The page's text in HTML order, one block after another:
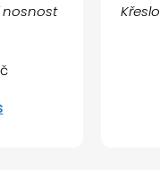
nosnost